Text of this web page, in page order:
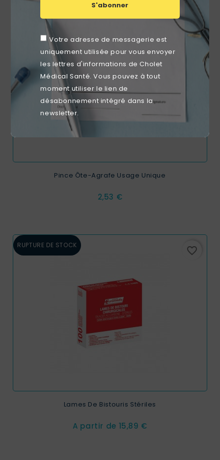
S'abonner
Votre adresse de messagerie est
uniquement utilisée pour vous envoyer
les lettres d'informations de Cholet
Médical Santé. Vous pouvez à tout
moment utiliser le lien de
désabonnement intégré dans la
newsletter.
favorite_border
Pince Ôte-Agrafe Usage Unique
Prix
2,53 €
RUPTURE DE STOCK favorite_border
Lames De Bistouris Stériles
A partir de Prix
15,89 €